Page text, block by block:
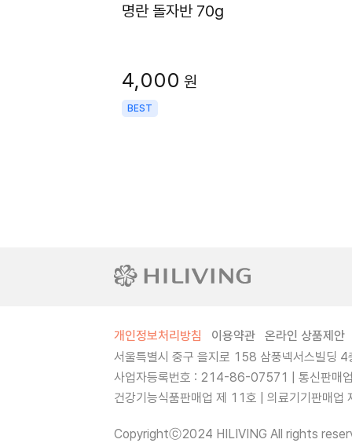
명란 돌자반 70g
4,000 원
BEST
개인정보처리방침 이용약관
온라인 상품제안
서울특별시 중구 을지로 158 삼풍넥서스빌딩
사업자등록번호 : 214-86-07571 | 통신판매
건강기능식품판매업 제 11호 | 의료기기판매
Copyrightⓒ2024 HILIVING All rights